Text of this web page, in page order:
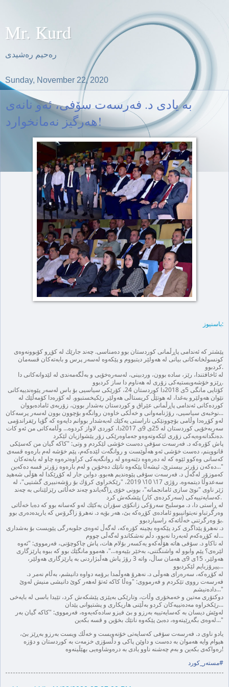
Mr. Kurd
ره‌حیم ره‌شیدی
Sunday, November 22, 2020
به‌‌ یادی د. فه‌رسه‌ت سۆفی، ئه‌و نانه‌ی
هه‌رگیز نه‌مانخوارد!
باسنیوز:
پێشتر كه‌ ئه‌ندامی پاڕڵمانی كوردستان بوو ده‌مناسی. چه‌ند جارێك له‌ كۆڕو كۆبوونه‌وه‌ی
كونسولخانه‌كانی بیانی له‌ هه‌ولێر دیتبووم و پێكه‌وه‌ له‌سه‌ر پرس و بابه‌ته‌كان قسه‌مان
كردبوو.
له‌ ئاخافتندا، رێز، ساده‌ بوون، وردبینی، له‌سه‌ره‌خۆیی و به‌ڵگه‌مه‌ندی له‌ لێدوانه‌كانی دا
ڕێزو خۆشه‌ویستیه‌كی زۆری له‌ هه‌ناوم دا ساز كردبوو.
كۆتایی مانگی 5ی 2018دا كوردستان 24، كۆرێكی سیاسیی بۆ باس له‌سه‌ر پێوه‌ندییه‌كانی
نێوان هه‌ولێرو به‌غدا، له‌ هوتێڵ كریستاڵی هه‌ولێر رێكیخستبوو. له‌ كۆره‌دا كۆمه‌ڵێك له‌
كورده‌كانی ئه‌ندامی پاڕڵمانی عێراق و كوردستان به‌شدار بوون، زۆربه‌ی ئاماده‌بووان
نوخبه‌ی سیاسیی، رۆژنامه‌وانی و خه‌ڵكی خاوه‌ن روانگه‌و بۆچوون‌ بوون له‌سه‌ر پرسه‌كان...
له‌و كۆڕه‌دا وڵامی بۆچوونێكی ناراستی یه‌كێك له‌به‌شدار بووانم دایه‌وه‌ كه‌‌ گۆیا رێفراندۆمی
سه‌ربه‌خۆیی كوردستان له‌ 25ی 9ی 2017دا، كوردی لاواز كردوه‌... وڵامه‌كانی من ئه‌و كات
ده‌نگدانه‌وه‌یه‌كی زۆری لێكه‌وته‌وه‌و جه‌ماوه‌رێكی زۆر پێشوازیان لێكرد.
پاش كۆره‌كه‌ د. فه‌رسه‌ت سۆفی ده‌ست خۆشی لێكردم و وتی: "كاكه‌ گیان من كه‌سێكی
قانووینم، ده‌ست خۆشی ئه‌و هه‌ڵوێست و روانگه‌ت لێده‌كه‌م، پێم خۆشه‌ له‌م باره‌وه‌ قسه‌ی
كه‌سانی وه‌كوو ئێوه‌ كه‌ له‌ ده‌ره‌وه‌ دێنه‌وه‌و له‌ روانگه‌یه‌كی كراوه‌تره‌وه‌ چاو له‌ بابه‌ته‌كان
ده‌كه‌ن زۆرتر بیسترێ، ئیشه‌ڵا پێكه‌وه‌ نانێك ده‌خۆین و له‌م باره‌وه‌ زۆرتر قسه‌ ده‌كه‌ین..."
كه‌موزۆر له‌گه‌ڵ د. فه‌رسه‌ت سۆفی پێوه‌ندیم هه‌بوو. دواین جار له‌ كۆڕێكدا له‌ هۆڵی شه‌هید
سه‌عدوڵا دیتمه‌وه‌. رۆژی 17\ 10\ 2019، "رێكخراوی كرۆك بۆ رۆشه‌نبیری گشتیی"، له‌
ژێر ناوی "نوێ سازی ئامانجمانه"‌، بوونی خۆی ڕاگه‌یاندو چه‌ند خه‌ڵاتی رێزلێنانی به‌ چه‌ند
كه‌سایه‌تییه‌كی (سه‌ركرده‌ی كار) پێشكه‌ش كرد.
له‌ ڕاستی دا، د. موسلیح سه‌رۆكی زانكۆی سۆران یه‌كێك له‌و كه‌سانه‌ بوو كه‌ ده‌با خه‌ڵاتی
وه‌رگرتباو نه‌یتوانیبوو ئاماده‌ی كۆڕه‌كه‌ بێ، هه‌ر بۆیه‌ د. نه‌هرۆ زاگرۆس كه‌ یاریده‌ده‌ری بوو
بۆ وه‌رگرتنی خه‌ڵاته‌كه‌ راسپاردبوو.
د. نه‌هرۆ پێداگری كرد پێكه‌وه‌‌ بچینه‌ كۆره‌كه‌، له‌گه‌ڵ ئه‌وه‌ی جلوبه‌رگی پێویست بۆ به‌شداری
له‌ كۆڕه‌كه‌م له‌به‌ردا نه‌بوو، دڵم نه‌شكاندو له‌گه‌ڵی چووم...
له‌ ناكاو د. سۆفی هاته‌ هۆڵه‌كه‌و یه‌كسه‌ر بۆلام هات، پاش چاكوچۆنی، فه‌رمووی: "ئه‌وه‌
لێره‌ی؟ پێم وابوو له‌ واشنگتنی، به‌خێر بێیه‌وه‌..."، هه‌موو مانگێك بوو كه‌ ببوه‌ پارێزگاری
هه‌ولێر، 15ی 9ی هه‌مان ساڵ، واته‌ 3 رۆژ پاش هه‌ڵبژاردنی به‌ پارێزگاری هه‌ولێر،‌
پیرۆزبایم لێكردبوو...
له‌ كۆڕه‌كه‌، سه‌ره‌رای هه‌وڵی د. نه‌هرۆ هه‌وڵمدا برۆمه‌ دواوه‌ دانیشم، به‌ڵام نه‌مر د.
فه‌رسه‌ت رووی تێكردم و فه‌رمووی: "وه‌ڵا كاكه‌ ئه‌تۆ له‌هه‌ر كوێ دانیشی منیش له‌وێ
داده‌نیشم..."
دوكتۆری مه‌تین و خه‌مخۆری وڵات، وتارێكی به‌پێزی پێشكه‌ش كرد،‌ تێیدا باسی له‌ بایه‌خی
رێكخراوه‌ مه‌ده‌نییه‌كان كردو به‌ڵێنی هاریكاری و پشتیوانی پێدان...
له‌وێش دیسان به‌ كه‌سایه‌تییه‌ به‌رزو و بێ فیزو ساده‌كه‌یه‌وه‌، فه‌رمووی: "كاكه‌ گیان به‌ر
له‌وه‌ی بگه‌ڕێیته‌وه‌، ده‌بێ پێكه‌وه‌ نانێك بخۆین و قسه‌ بكه‌ین..."
یادو ناوی د. فه‌رسه‌ت سۆفی كه‌سایه‌تی خۆنه‌ویست و خه‌ڵك ویست به‌رزو به‌ڕێز بێ،
هیوام وایه‌ هه‌موان به ده‌ست و داوێن پاكی و دڵسۆزی خزمه‌ت به‌ كوردستان و دۆزه‌
ره‌واكه‌ی بكه‌ین و به‌م چه‌شنه‌ ناوو یادی به‌ دره‌وشاوه‌یی بهێڵینه‌وه‌!
#مستەر_كورد